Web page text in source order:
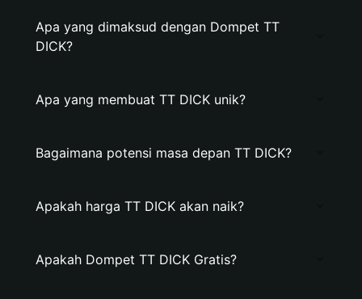
Apa yang dimaksud dengan Dompet TT
DICK?
Apa yang membuat TT DICK unik?
Bagaimana potensi masa depan TT DICK?
Apakah harga TT DICK akan naik?
Apakah Dompet TT DICK Gratis?